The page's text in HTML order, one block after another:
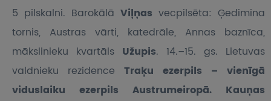
5 pilskalni. Barokālā Viļņas vecpilsēta: Ģedimina
tornis, Austras vārti, katedrāle, Annas baznīca,
mākslinieku kvartāls Užupis. 14.–15. gs. Lietuvas
valdnieku rezidence Traķu ezerpils – vienīgā
viduslaiku ezerpils Austrumeiropā. Kauņas